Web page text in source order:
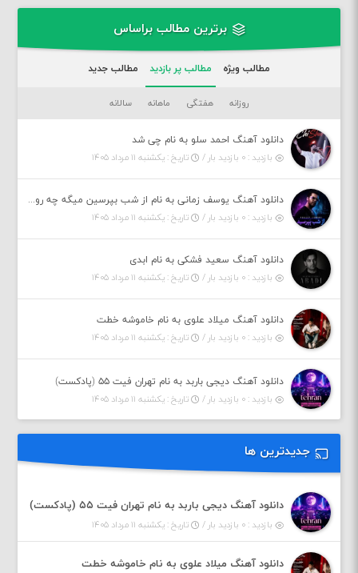
برترین مطالب براساس
مطالب ویژه مطالب پر بازدید مطالب جدید
روزانه هفتگی ماهانه سالانه
دانلود آهنگ احمد سلو به نام چی شد
بازدید : ۰ بازدید بار /
تاریخ : یکشنبه ۱۱ مرداد ۱۴۰۵
دانلود آهنگ یوسف زمانی به نام از شب بپرسین میگه چه روزگاری دارم
بازدید : ۰ بازدید بار /
تاریخ : یکشنبه ۱۱ مرداد ۱۴۰۵
دانلود آهنگ سعید فشکی به نام ابدی
بازدید : ۰ بازدید بار /
تاریخ : یکشنبه ۱۱ مرداد ۱۴۰۵
دانلود آهنگ میلاد علوی به نام خاموشه خطت
بازدید : ۰ بازدید بار /
تاریخ : یکشنبه ۱۱ مرداد ۱۴۰۵
دانلود آهنگ دیجی باربد به نام تهران فیت ۵۵ (پادکست)
بازدید : ۰ بازدید بار /
تاریخ : یکشنبه ۱۱ مرداد ۱۴۰۵
جدیدترین ها
دانلود آهنگ دیجی باربد به نام تهران فیت ۵۵ (پادکست)
بازدید : ۰ بازدید بار / تاریخ : یکشنبه ۱۱ مرداد ۱۴۰۵
دانلود آهنگ میلاد علوی به نام خاموشه خطت